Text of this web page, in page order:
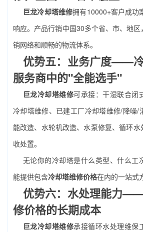
巨龙冷却塔维修拥有10000+客户成功
响应。产品行销中国30多个省、市、地
销网络和顺畅的物流体系。
优势五：业务广度——
服务商中的"全能选手"
巨龙冷却塔维修可承接：干湿联合闭
冷却塔维修、已建工厂冷却塔维修/降噪/
能改造、水轮机改造、水泵修复、循环
收处置。
无论你的冷却塔是什么类型、什么工
能提供包含冷却塔维修价格在内的一站式
优势六：水处理能力
修价格的长期成本
巨龙冷却塔维修承接循环水处理维保